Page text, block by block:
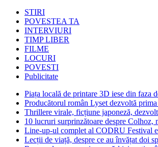
STIRI
POVESTEA TA
INTERVIURI
TIMP LIBER
FILME
LOCURI
POVESTI
Publicitate
Piața locală de printare 3D iese din faza
Producătorul român Lyset dezvoltă
Thrillere virale, ficțiune japoneză,
10 lucruri surprinzătoare despre
Line-up-ul complet al CODRU Festival
Lecții de viață, despre ce au învățat doi